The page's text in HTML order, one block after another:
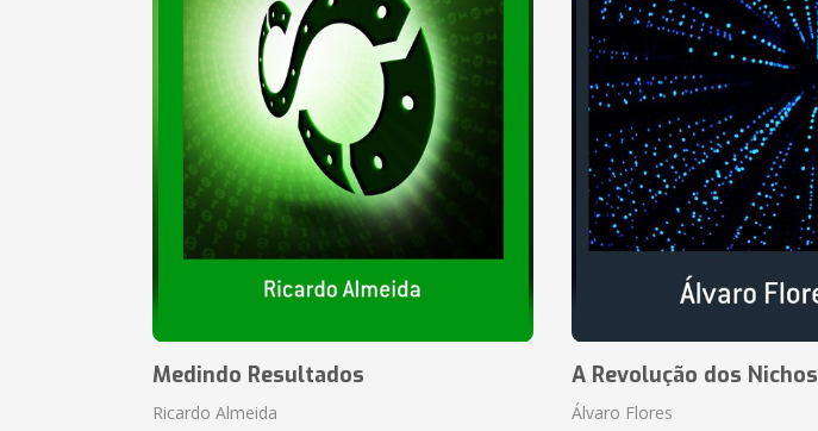
Medindo Resultados
Ricardo Almeida
A Revolução dos Nichos
Álvaro Flores